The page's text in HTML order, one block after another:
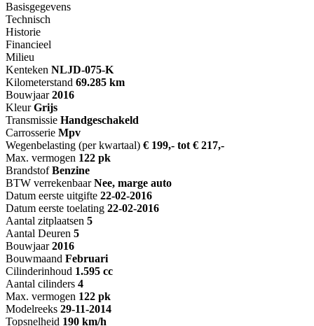
Basisgegevens
Technisch
Historie
Financieel
Milieu
Kenteken NLJD-075-K
Kilometerstand 69.285 km
Bouwjaar 2016
Kleur Grijs
Transmissie Handgeschakeld
Carrosserie Mpv
Wegenbelasting (per kwartaal) € 199,- tot € 217,-
Max. vermogen 122 pk
Brandstof Benzine
BTW verrekenbaar Nee, marge auto
Datum eerste uitgifte 22-02-2016
Datum eerste toelating 22-02-2016
Aantal zitplaatsen 5
Aantal Deuren 5
Bouwjaar 2016
Bouwmaand Februari
Cilinderinhoud 1.595 cc
Aantal cilinders 4
Max. vermogen 122 pk
Modelreeks 29-11-2014
Topsnelheid 190 km/h